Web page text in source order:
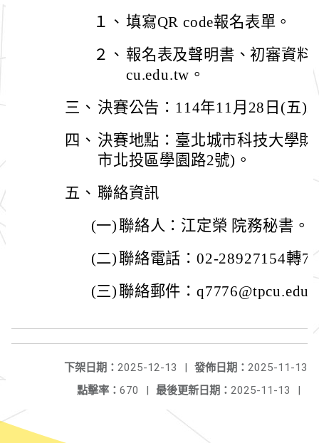
１、 填寫QR code報名表單。
２、 報名表及聲明書、初審資
cu.edu.tw。
三、 決賽公告：114年11月28日(五
四、 決賽地點：臺北城市科技大學
市北投區學園路2號)。
五、 聯絡資訊
(一) 聯絡人：江定榮 院務秘書。
(二) 聯絡電話：02-28927154轉
(三) 聯絡郵件：
發佈日期： 2025-11-13
下架日期： 2025-12-13
|
最後更新日期： 2025-11-13 |
點擊率： 670 |